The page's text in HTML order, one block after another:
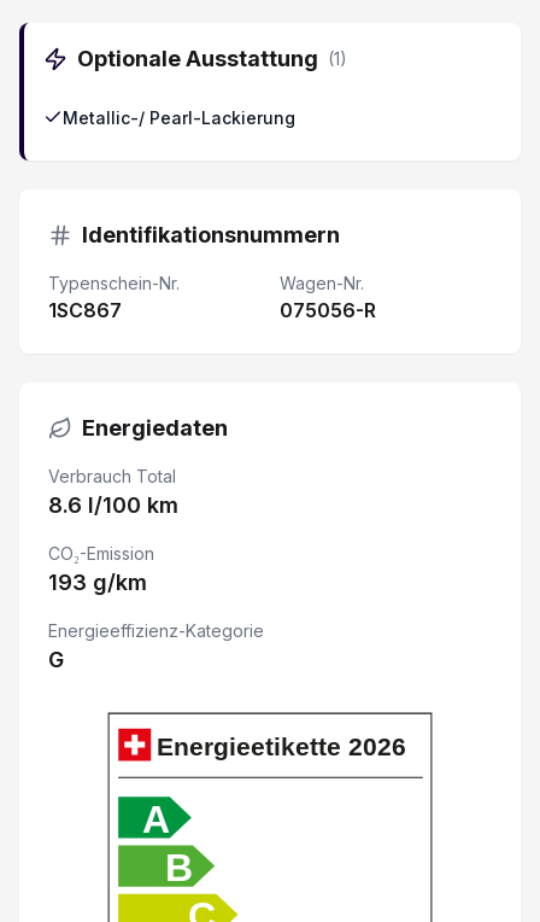
Sitzheizung vorne + hinten
Adaptiver Fernlichtassistent
Lederlenkrad
Seitenkameras
Abgedunkelte Scheiben
Rücksitze geteilt umklappbar 60/40
Glasschiebe-/ Hebedach elektrisch
Regen- und Lichtsensor
DAB+ Digital Audio Broadcast
Rückfahr-Notbremsassistent
Optionale Ausstattung (1)
Metallic-/ Pearl-Lackierung
Identifikationsnummern
Typenschein-Nr.
1SC867
Wagen-Nr.
075056-R
Energiedaten
Verbrauch Total
8.6 l/100 km
CO₂-Emission
193 g/km
Energieeffizienz-Kategorie
G
A
B
Energieetikette 2026